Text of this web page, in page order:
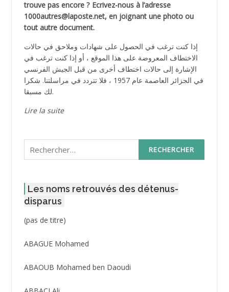
trouve pas encore ? Ecrivez-nous à l’adresse
1000autres@laposte.net, en joignant une photo ou
tout autre document.
إذا كنت ترغب في الحصول على شهادات وملاحق في حالات
الاختطاف المعروضة على هذا الموقع ، أو إذا كنت ترغب في
الإشارة إلى حالات اختطاف أخرى من قبل الجيش الفرنسي
في الجزائر العاصمة عام 1957 ، فلا تتردد في مراسلتنا. شكرا
لك مسبقا.
Lire la suite
Rechercher :
Les noms retrouvés des détenus-
disparus
(pas de titre)Post
3416
ABAGUE Mohamed
ABAOUB Mohamed ben Daoudi